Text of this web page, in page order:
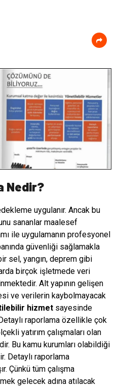
Nedir?
uygulanır. Ancak bu
sananlar maalesef
ile uygulamanın profesyonel
güvenliği sağlamakla
sel, yangın, deprem gibi
birçok işletmede veri
Alt yapının gelişen
ve verilerin kaybolmayacak
hizmet sayesinde
raporlama özellikle çok
yatırım çalışmaları olan
Bu kamu kurumları olabildiği
Detaylı raporlama
Çünkü tüm çalışma
gelecek adına atılacak